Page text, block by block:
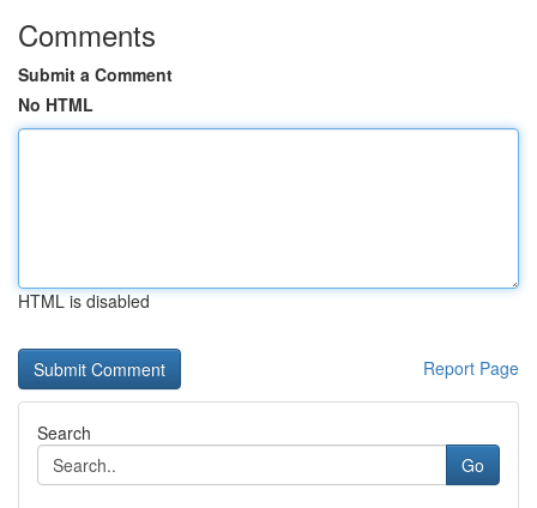
Comments
Submit a Comment
No HTML
HTML is disabled
Report Page
Search
Go